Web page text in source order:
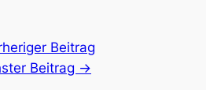
Beitrag
Beitrag →